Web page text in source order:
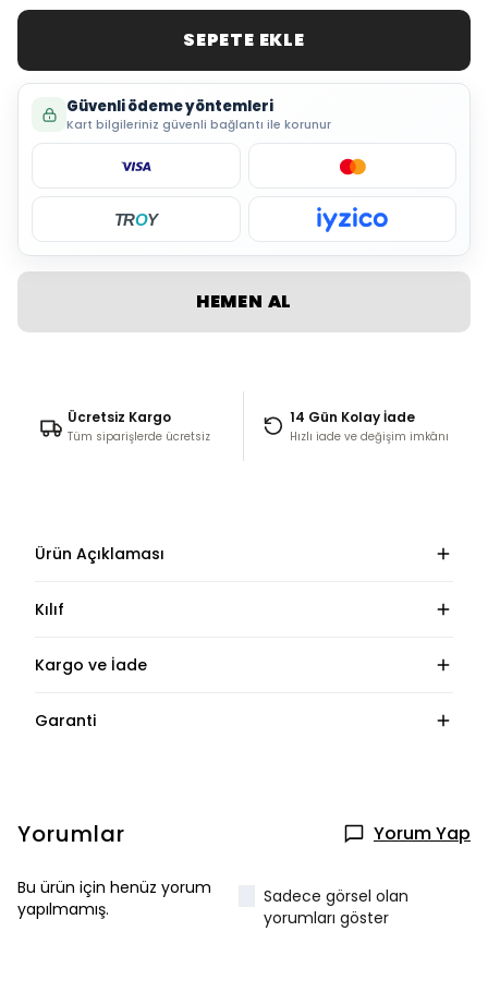
SEPETE EKLE
Güvenli ödeme yöntemleri
Kart bilgileriniz güvenli bağlantı ile korunur
TROY
HEMEN AL
Ücretsiz Kargo
Tüm siparişlerde ücretsiz
14 Gün Kolay İade
Hızlı iade ve değişim imkânı
Ürün Açıklaması
Kılıf
Kargo ve İade
Garanti
Yorumlar Yorum Yap
Bu ürün için henüz yorum
yapılmamış.
Sadece görsel olan
yorumları göster